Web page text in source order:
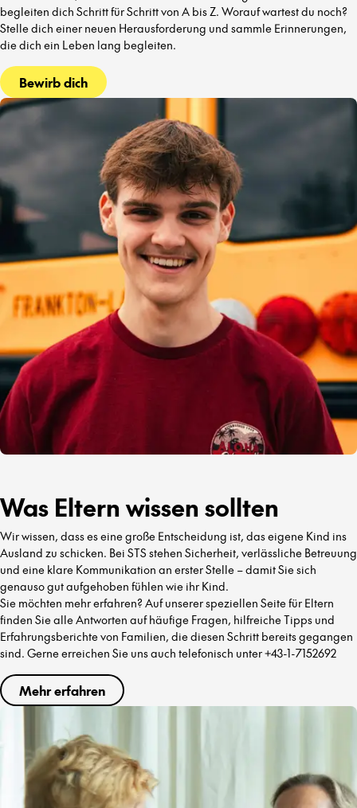
begleiten dich Schritt für Schritt von A bis Z. Worauf wartest du noch?
Stelle dich einer neuen Herausforderung und sammle Erinnerungen,
die dich ein Leben lang begleiten.
Bewirb dich
Was Eltern wissen sollten
Wir wissen, dass es eine große Entscheidung ist, das eigene Kind ins
Ausland zu schicken. Bei STS stehen Sicherheit, verlässliche Betreuung
und eine klare Kommunikation an erster Stelle – damit Sie sich
genauso gut aufgehoben fühlen wie ihr Kind.
Sie möchten mehr erfahren? Auf unserer speziellen Seite für Eltern
finden Sie alle Antworten auf häufige Fragen, hilfreiche Tipps und
Erfahrungsberichte von Familien, die diesen Schritt bereits gegangen
sind. Gerne erreichen Sie uns auch telefonisch unter +43-1-7152692
Mehr erfahren